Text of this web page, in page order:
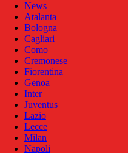
News
Atalanta
Bologna
Cagliari
Como
Cremonese
Fiorentina
Genoa
Inter
Juventus
Lazio
Lecce
Milan
Napoli